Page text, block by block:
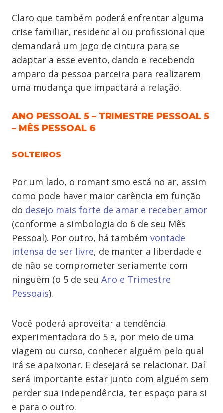
Claro que também poderá enfrentar alguma
crise familiar, residencial ou profissional que
demandará um jogo de cintura para se
adaptar a esse evento, dando e recebendo
amparo da pessoa parceira para realizarem
uma mudança que impactará a relação.
ANO PESSOAL 5 – TRIMESTRE PESSOAL 5
– MÊS PESSOAL 6
SOLTEIROS
Por um lado, o romantismo está no ar, assim
como pode haver maior carência em função
do desejo mais forte de amar e receber amor
(conforme a simbologia do 6 de seu Mês
Pessoal). Por outro, há também vontade
intensa de ser livre, de manter a liberdade e
de não se comprometer seriamente com
ninguém (o 5 de seu Ano e Trimestre
Pessoais).
Você poderá aproveitar a tendência
experimentadora do 5 e, por meio de uma
viagem ou curso, conhecer alguém pelo qual
irá se apaixonar. E desejará se relacionar. Daí
será importante estar junto com alguém sem
perder sua independência, ter espaço para si
e para o outro.